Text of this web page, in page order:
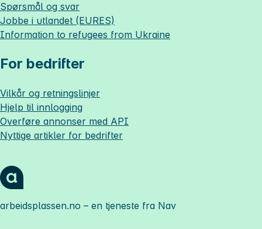
Spørsmål og svar
Jobbe i utlandet (EURES)
Information to refugees from Ukraine
For bedrifter
Vilkår og retningslinjer
Hjelp til innlogging
Overføre annonser med API
Nyttige artikler for bedrifter
arbeidsplassen.no – en tjeneste fra Nav